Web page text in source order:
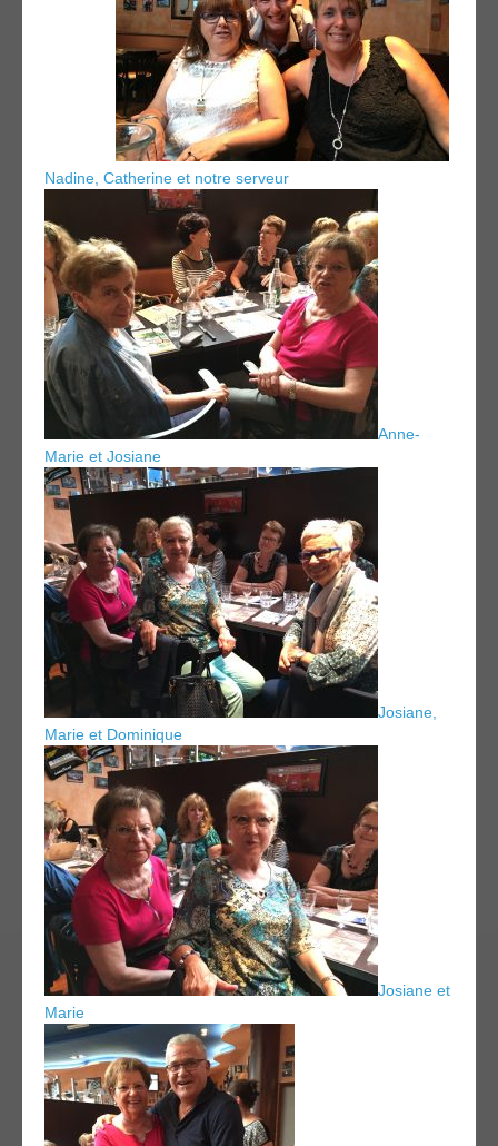
Nadine, Catherine et notre serveur
Anne-
Marie et Josiane
Josiane,
Marie et Dominique
Josiane et
Marie